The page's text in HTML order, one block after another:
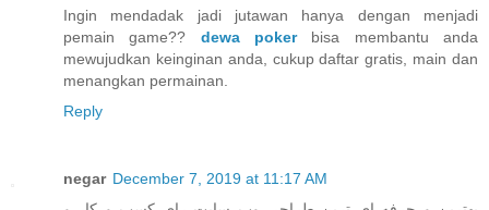
Ingin mendadak jadi jutawan hanya dengan menjadi
pemain game?? dewa pokerbisa membantu anda
mewujudkan keinginan anda, cukup daftar gratis, main dan
menangkan permainan.
Reply
negar December 7, 2019 at 11:17 AM